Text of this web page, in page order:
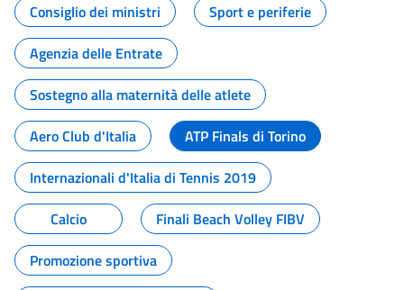
Consiglio dei ministri
Sport e periferie
Agenzia delle Entrate
Sostegno alla maternità delle atlete
Aero Club d'Italia
ATP Finals di Torino
Internazionali d'Italia di Tennis 2019
Calcio
Finali Beach Volley FIBV
Promozione sportiva